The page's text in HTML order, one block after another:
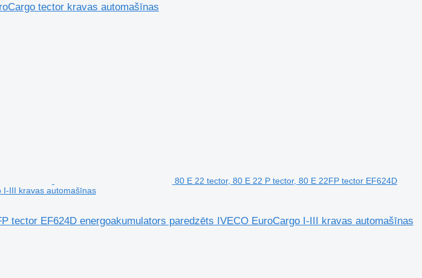
tector kravas automašīnas
80 E 22 tector, 80 E 22 P tector, 80 E 22FP tector EF624D
I-III kravas automašīnas
tector EF624D energoakumulators paredzēts IVECO EuroCargo I-III kravas automašīnas